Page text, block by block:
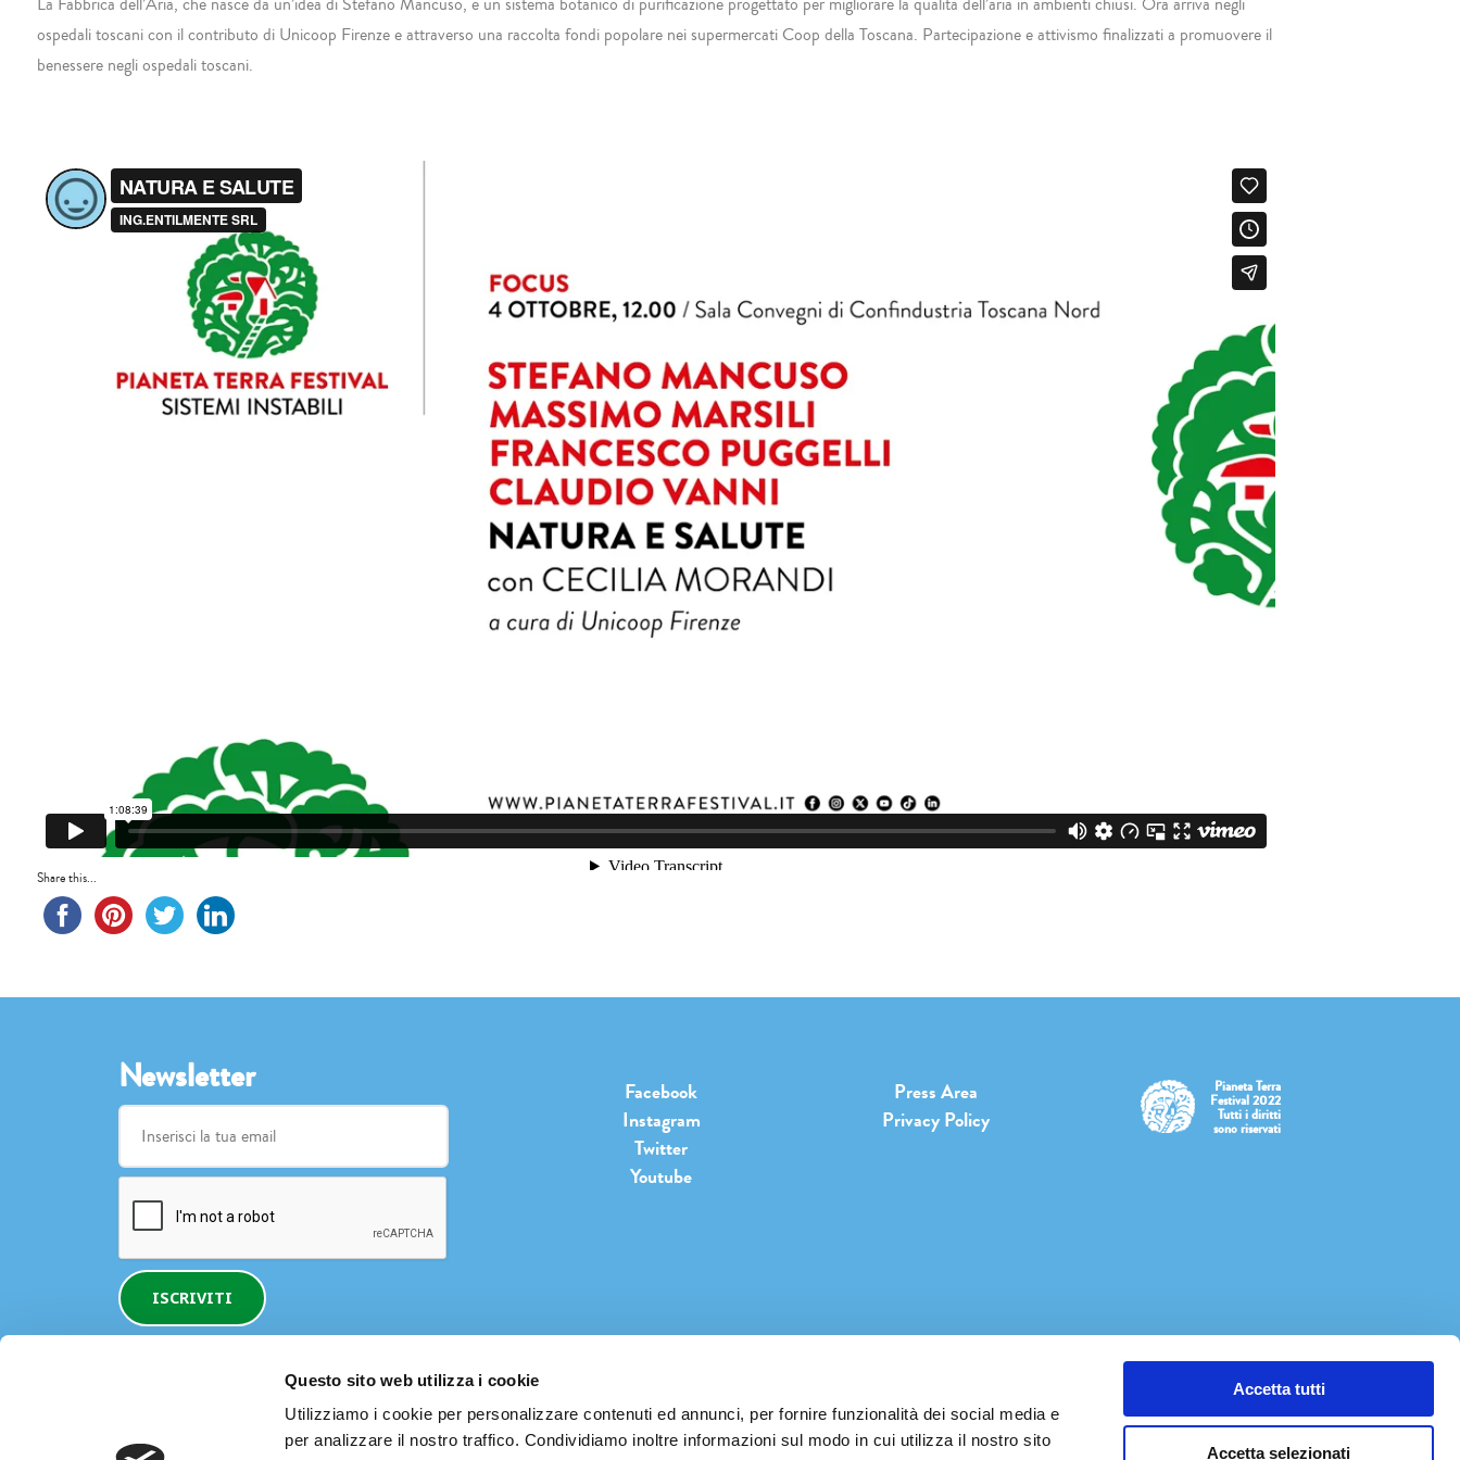
Questo sito web utilizza i cookie
Utilizziamo i cookie per personalizzare contenuti ed annunci, per fornire funzionalità dei social media e
per analizzare il nostro traffico. Condividiamo inoltre informazioni sul modo in cui utilizza il nostro sito
Accetta tutti
Accetta selezionati
ospedali toscani con il contributo di Unicoop Firenze e attraverso una raccolta fondi popolare nei supermercati Coop della Toscana. Partecipazione e attivismo finalizzati a promuovere il
benessere negli ospedali toscani.
Share this...
Newsletter
ISCRIVITI
Facebook
Instagram
Twitter
Youtube
Press Area
Privacy Policy
Pianeta Terra
Festival 2022
Tutti i diritti
sono riservati
INFO@PIANETATERRAFESTIVAL.IT